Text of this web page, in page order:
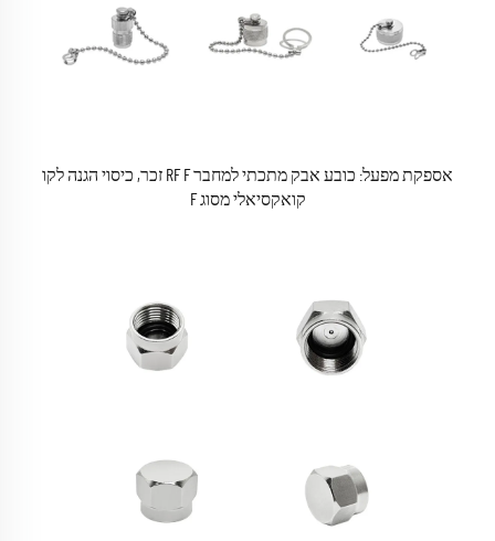
אספקת מפעל: כובע אבק מתכתי למחבר RF F זכר, כיסוי הגנה לקו
קואקסיאלי מסוג F